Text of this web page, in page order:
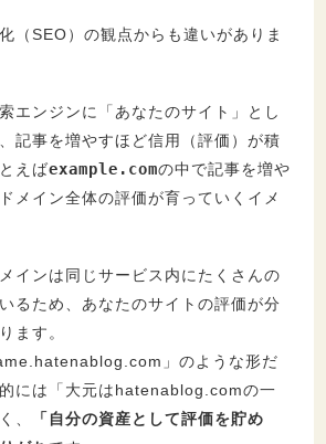
（SEO）の観点からも違いがありま
エンジンに「あなたのサイト」とし
記事を増やすほど信用（評価）が積
えばexample.comの中で記事を増や
メイン全体の評価が育っていくイメ
インは同じサービス内にたくさんの
るため、あなたのサイトの評価が分
ます。
」のような形だ
には「大元はhatenablog.comの一
、
「自分の資産として評価を貯め